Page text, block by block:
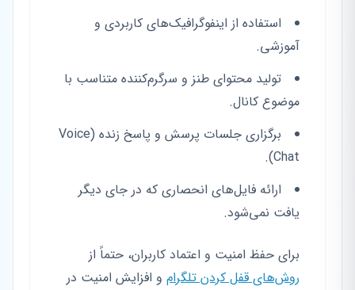
استفاده از اینفوگرافیک‌های کاربردی و
آموزشی.
تولید محتوای طنز و سرگرم‌کننده متناسب با
موضوع کانال.
برگزاری جلسات پرسش و پاسخ زنده (Voice
Chat).
ارائه فایل‌های انحصاری که در جای دیگر
یافت نمی‌شود.
برای حفظ امنیت و اعتماد کاربران، حتماً از
روش‌های قفل کردن تلگرام و افزایش امنیت در